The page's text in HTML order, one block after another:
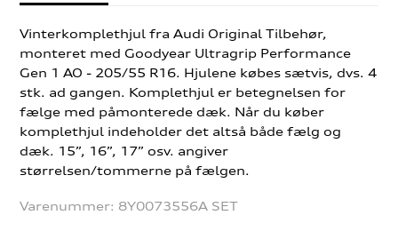
Vinterkomplethjul fra Audi Original Tilbehør,
monteret med Goodyear Ultragrip Performance
Gen 1 AO - 205/55 R16. Hjulene købes sætvis, dvs. 4
stk. ad gangen. Komplethjul er betegnelsen for
fælge med påmonterede dæk. Når du køber
komplethjul indeholder det altså både fælg og
dæk. 15”, 16”, 17” osv. angiver
størrelsen/tommerne på fælgen.
Varenummer: 8Y0073556A SET